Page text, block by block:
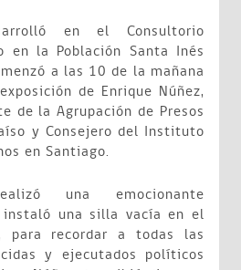
en el Consultorio
en la Población Santa Inés
a las 10 de la mañana
de Enrique Núñez,
de la Agrupación de Presos
y Consejero del Instituto
en Santiago.
una emocionante
instaló una silla vacía en el
para recordar a todas las
y ejecutados políticos